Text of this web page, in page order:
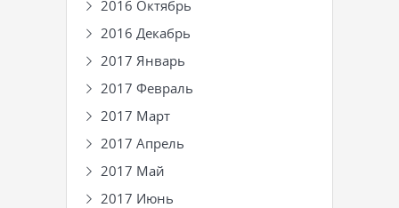
2016 Октябрь
2016 Декабрь
2017 Январь
2017 Февраль
2017 Март
2017 Апрель
2017 Май
2017 Июнь